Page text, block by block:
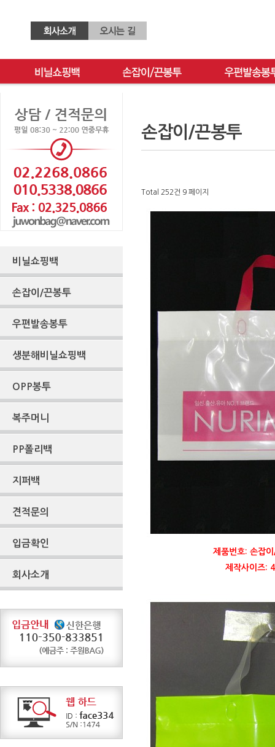
비닐쇼핑백
손잡이/끈봉투
우편발송봉투
생분해비닐쇼핑백
OPP봉투
복주머니
PP폴리백
지퍼백
견적문의
입금확인
회사소개
손잡이/끈봉투
Total 252건 9 페이지
제품번호: 손잡
제작사이즈: